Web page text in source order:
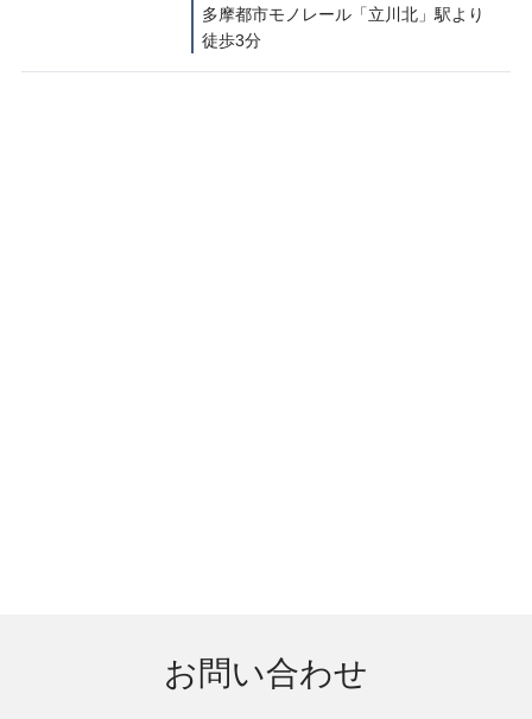
多摩都市モノレール「立川北」駅より
徒歩3分
お問い合わせ